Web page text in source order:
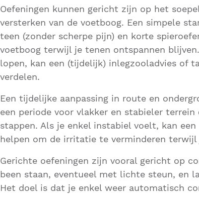
Oefeningen kunnen gericht zijn op het
versterken van de voetboog. Een simpele
teen (zonder scherpe pijn) en korte
voetboog terwijl je tenen ontspannen
lopen, kan een (tijdelijk) inlegzooladvies of
verdelen.
Een tijdelijke aanpassing in route en
een periode voor vlakker en stabieler
stappen. Als je enkel instabiel voelt, kan
helpen om de irritatie te verminderen
Gerichte oefeningen zijn vooral gericht op
been staan, eventueel met lichte steun, en
Het doel is dat je enkel weer automatisch